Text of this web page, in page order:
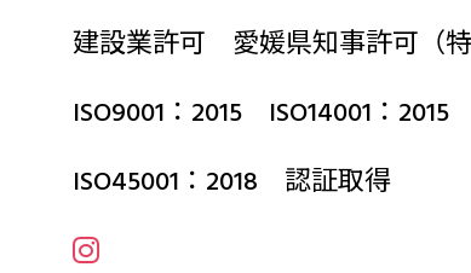
建設業許可 愛媛県知事許可（
ISO9001：2015 ISO14001：2015
ISO45001：2018 認証取得